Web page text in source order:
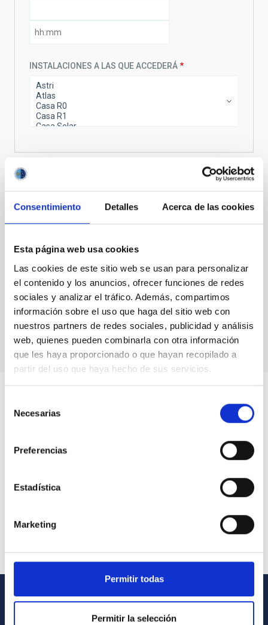
Consentimiento Detalles Acerca de las cookies
Esta página web usa cookies
Las cookies de este sitio web se usan para personalizar
el contenido y los anuncios, ofrecer funciones de redes
sociales y analizar el tráfico. Además, compartimos
información sobre el uso que haga del sitio web con
nuestros partners de redes sociales, publicidad y análisis
web, quienes pueden combinarla con otra información
que les haya proporcionado o que hayan recopilado a
partir del uso que haya hecho de sus servicios.
Necesarias
Preferencias
Estadística
Marketing
Permitir todas
Permitir la selección
SALIDA:
HORA
INSTALACIONES A LAS QUE ACCEDERÁ
Aviso legaldel
CAPTCHA